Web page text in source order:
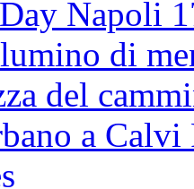
Napoli
di
del
a Calvi